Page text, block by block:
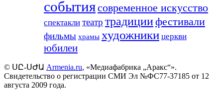
событиясовременное искусство
спектакли театр традициифестивали
фильмы храмы художники церкви
юбилеи
© ՍԸ-ՍԺԱ Armenia.ru, «Медиафабрика „Аракс“».
Свидетельство о регистрации СМИ Эл №ФС77-37185 от 12
августа 2009 года.